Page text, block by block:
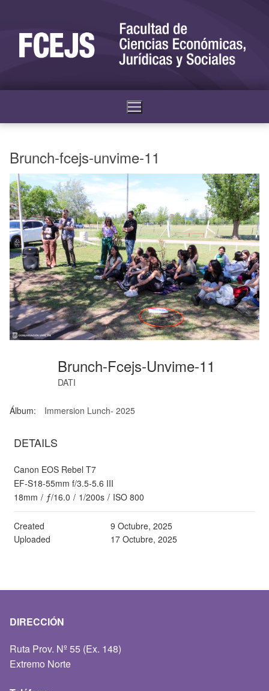
Brunch-fcejs-unvime-11
Brunch-Fcejs-Unvime-11
DATI
Álbum: Immersion Lunch- 2025
DETAILS
Canon EOS Rebel T7
EF-S18-55mm f/3.5-5.6 III
18mm / ƒ/16.0 / 1/200s / ISO 800
Created
9 Octubre, 2025
Uploaded
17 Octubre, 2025
DIRECCIÓN
Ruta Prov. Nº 55 (Ex. 148)
Extremo Norte